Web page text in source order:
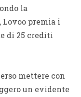
la
premia i
di 25 crediti
mettere con
un evidente